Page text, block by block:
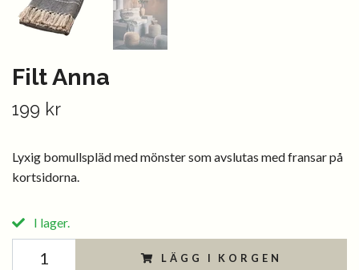
Filt Anna
199 kr
Lyxig bomullspläd med mönster som avslutas med fransar på
kortsidorna.
I lager.
LÄGG I KORGEN